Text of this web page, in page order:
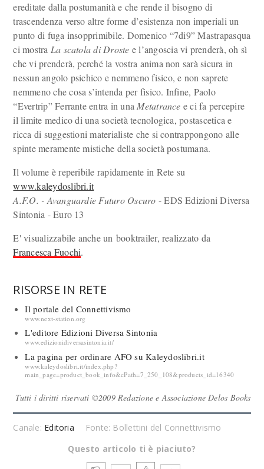
ereditate dalla postumanità e che rende il bisogno di
trascendenza verso altre forme d’esistenza non imperiali un
punto di fuga insopprimibile. Domenico “7di9” Mastrapasqua
ci mostra La scatola di Droste e l’angoscia vi prenderà, oh sì
che vi prenderà, perché la vostra anima non sarà sicura in
nessun angolo psichico e nemmeno fisico, e non saprete
nemmeno che cosa s’intenda per fisico. Infine, Paolo
“Evertrip” Ferrante entra in una Metatrance e ci fa percepire
il limite medico di una società tecnologica, postascetica e
ricca di suggestioni materialiste che si contrappongono alle
spinte meramente mistiche della società postumana.
Il volume è reperibile rapidamente in Rete su
www.kaleydoslibri.it
A.F.O. - Avanguardie Futuro Oscuro - EDS Edizioni Diversa
Sintonia - Euro 13
E' visualizzabile anche un booktrailer, realizzato da
Francesca Fuochi.
RISORSE IN RETE
Il portale del Connettivismo
www.next-station.org
L'editore Edizioni Diversa Sintonia
www.edizionidiversasintonia.it/
La pagina per ordinare AFO su Kaleydoslibri.it
www.kaleydoslibri.it/index.php?
main_page=product_book_info&cPath=7_250_108&products_id=16340
Tutti i diritti riservati ©2009 Redazione e Associazione Delos Books
Canale: Editoria
Fonte: Bollettini del Connettivismo
Questo articolo ti è piaciuto?